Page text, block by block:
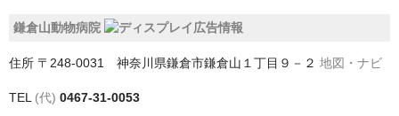
鎌倉山動物病院
住所 〒248-0031 神奈川県鎌倉市鎌倉山１丁目９－２ 地図・ナビ
TEL (代) 0467-31-0053